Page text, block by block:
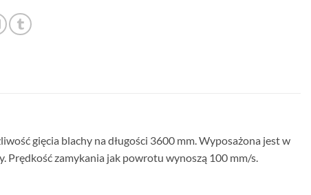
gięcia blachy na długości 3600 mm. Wyposażona jest w
Prędkość zamykania jak powrotu wynoszą 100 mm/s.